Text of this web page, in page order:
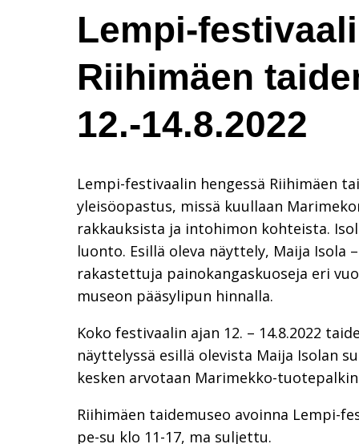
Lempi-
Riihimäen
12.-14.8.2022
Lempi-festivaalin hengessä Riihimäen
yleisöopastus, missä kuullaan
rakkauksista ja intohimon kohteista.
luonto. Esillä oleva näyttely, Maija Isola
rakastettuja painokangaskuoseja eri
museon pääsylipun hinnalla.
Koko festivaalin ajan 12. – 14.8.2022
näyttelyssä esillä olevista Maija Isolan
kesken arvotaan Marimekko-
Riihimäen taidemuseo avoinna Lempi-
pe-su klo 11-17, ma suljettu.